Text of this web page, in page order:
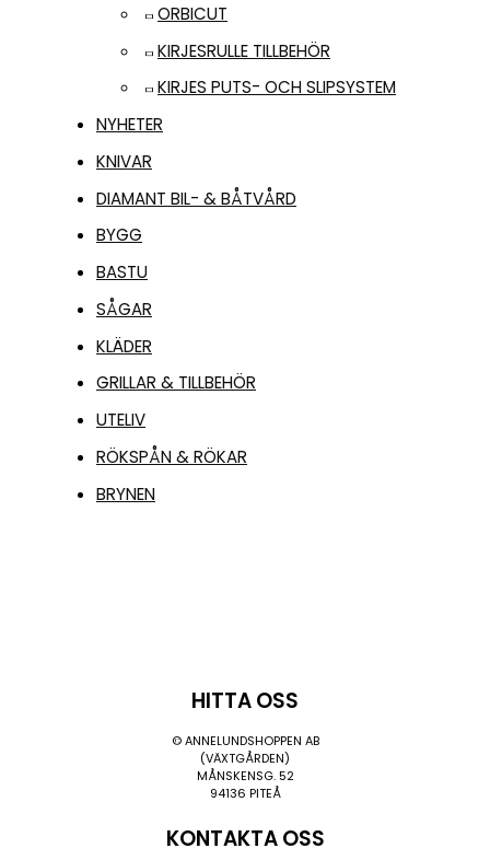
ORBICUT
KIRJESRULLE TILLBEHÖR
KIRJES PUTS- OCH SLIPSYSTEM
NYHETER
KNIVAR
DIAMANT BIL- & BÅTVÅRD
BYGG
BASTU
SÅGAR
KLÄDER
GRILLAR & TILLBEHÖR
UTELIV
RÖKSPÅN & RÖKAR
BRYNEN
HITTA OSS
© ANNELUNDSHOPPEN AB
(VÄXTGÅRDEN)
MÅNSKENSG. 52
94136 PITEÅ
KONTAKTA OSS